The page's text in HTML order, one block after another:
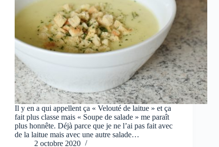
Il y en a qui appellent ça « Velouté de laitue » et ça
fait plus classe mais « Soupe de salade » me paraît
plus honnête. Déjà parce que je ne l’ai pas fait avec
de la laitue mais avec une autre salade…
2 octobre 2020